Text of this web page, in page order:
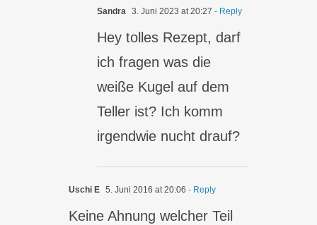
Sandra 3. Juni 2023 at 20:27 - Reply
Hey tolles Rezept, darf
ich fragen was die
weiße Kugel auf dem
Teller ist? Ich komm
irgendwie nucht drauf?
Uschi E 5. Juni 2016 at 20:06 - Reply
Keine Ahnung welcher Teil